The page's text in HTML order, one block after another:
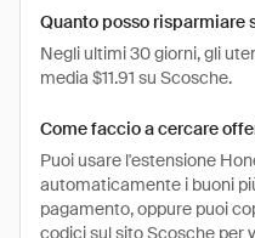
Quanto posso risparmiare
Negli ultimi 30 giorni, gli
media $11.91 su Scosche.
Come faccio a cercare
Puoi usare l'estensione
automaticamente i buoni
pagamento, oppure puoi
codici sul sito Scosche per